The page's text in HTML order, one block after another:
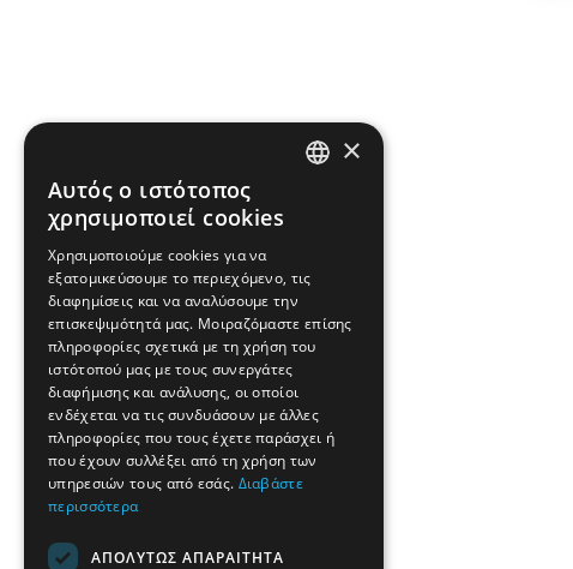
FRENCH
BULGARIAN
ROMANIAN
TURKISH
×
Αυτός ο ιστότοπος
χρησιμοποιεί cookies
Χρησιμοποιούμε cookies για να
εξατομικεύσουμε το περιεχόμενο, τις
διαφημίσεις και να αναλύσουμε την
επισκεψιμότητά μας. Μοιραζόμαστε επίσης
πληροφορίες σχετικά με τη χρήση του
ιστότοπού μας με τους συνεργάτες
διαφήμισης και ανάλυσης, οι οποίοι
ενδέχεται να τις συνδυάσουν με άλλες
πληροφορίες που τους έχετε παράσχει ή
που έχουν συλλέξει από τη χρήση των
υπηρεσιών τους από εσάς. Διαβάστε
περισσότερα
ΑΠΟΛΎΤΩΣ ΑΠΑΡΑΊΤΗΤΑ